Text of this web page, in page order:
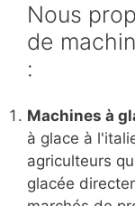
Nous
de
:
Machines à
à glace à
agriculteurs
glacée